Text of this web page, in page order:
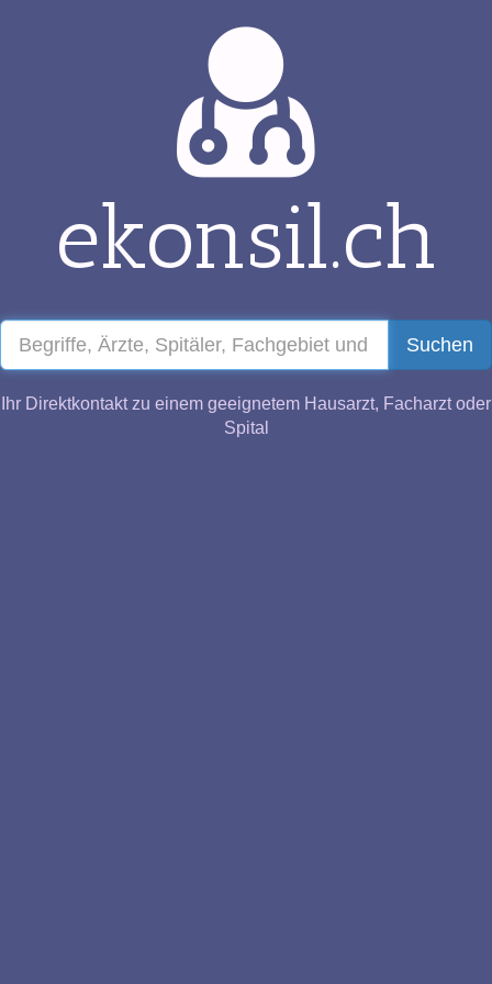
ekonsil.ch
Suchen
Ihr Direktkontakt zu einem geeignetem Hausarzt, Facharzt oder
Spital